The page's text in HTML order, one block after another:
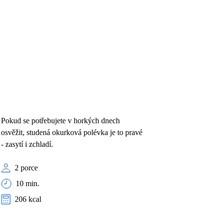
Pokud se potřebujete v horkých dnech
osvěžit, studená okurková polévka je to pravé
- zasytí i zchladí.
2 porce
10 min.
206 kcal